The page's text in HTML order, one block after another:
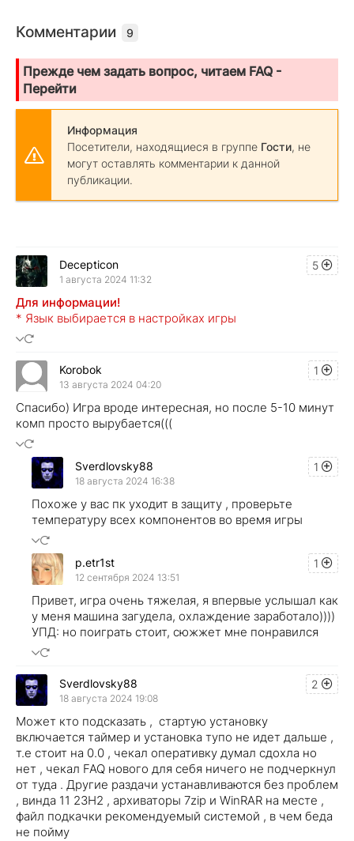
Комментарии 9
Прежде чем задать вопрос, читаем FAQ -
Перейти
Информация
Посетители, находящиеся в группе Гости, не
могут оставлять комментарии к данной
публикации.
5
Decepticon
1 августа 2024 11:32
Для информации!
* Язык выбирается в настройках игры
1
Korobok
13 августа 2024 04:20
Спасибо) Игра вроде интересная, но после 5-10 минут
комп просто вырубается(((
1
Sverdlovsky88
18 августа 2024 16:38
Похоже у вас пк уходит в защиту , проверьте
температуру всех компонентов во время игры
1
p.etr1st
12 сентября 2024 13:51
Привет, игра очень тяжелая, я впервые услышал как
у меня машина загудела, охлаждение заработало))))
УПД: но поиграть стоит, сюжжет мне понравился
2
Sverdlovsky88
18 августа 2024 19:08
Может кто подсказать , стартую установку
включается таймер и установка тупо не идет дальше ,
т.е стоит на 0.0 , чекал оперативку думал сдохла но
нет , чекал FAQ нового для себя ничего не подчеркнул
от туда . Другие раздачи устанавливаются без проблем
, винда 11 23H2 , архиваторы 7zip и WinRAR на месте ,
файл подкачки рекомендуемый системой , в чем беда
не пойму